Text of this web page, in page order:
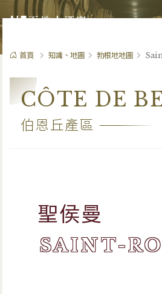
首頁 知識、地圖 勃根地地圖
CÔTE DE
伯恩丘產區
聖侯曼
SAINT-